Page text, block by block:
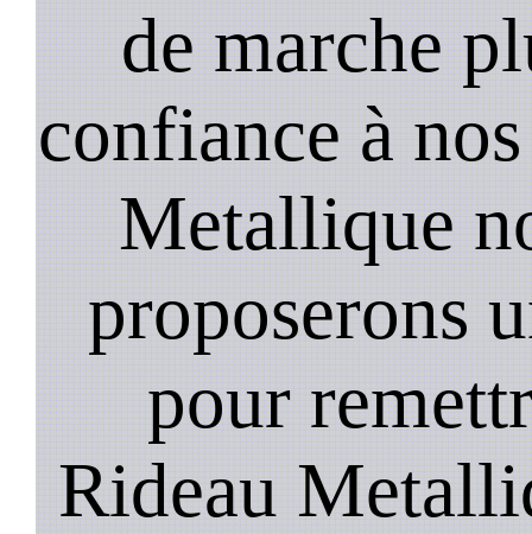
de marche
confiance à
Metallique
proposerons
pour
Rideau